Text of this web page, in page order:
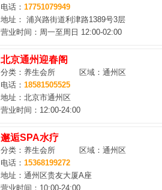
电话： 17751079949
地址： 浦兴路街道利津路1389号3层
营业时间：周一至周日 12:00-02:00
北京通州迎春阁
分类：养生会所 区域：通州区
电话： 18581505525
地址：北京市通州区
营业时间：12:00-24:00
邂逅SPA水疗
分类：养生会所 区域：通州区
电话： 15368199272
地址：通州区贵友大厦A座
营业时间：10:00-24:00